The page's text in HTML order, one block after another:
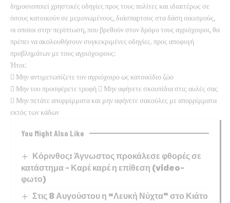
δημοσιοποιεί χρηστικές οδηγίες προς τους πολίτες και ιδιαιτέρως σε
όσους κατοικούν σε μεμονωμένους, διάσπαρτους στα δάση οικισμούς,
οι οποίοι στην περίπτωση, που βρεθούν στον δρόμο τους αγριόχοιροι, θα
πρέπει να ακολουθήσουν συγκεκριμένες οδηγίες. προς αποφυγή
προβλημάτων με τους αγριόχοιρους:
Ήτοι:
 Μην αντιμετωπίζετε τον αγριόχοιρο ως κατοικίδιο ζώο
 Μην του προσφέρετε τροφή  Μην αφήνετε σκουπίδια στις αυλές σας
 Μην πετάτε απορρίμματα και μην αφήνετε σακούλες με απορρίμματα
εκτός των κάδων
You Might Also Like
Κόρινθος: Άγνωστος προκάλεσε φθορές σε
κατάστημα – Καρέ καρέ η επίθεση (video-
φωτο)
Στις 8 Αυγούστου η “Λευκή Νύχτα” στο Κιάτο